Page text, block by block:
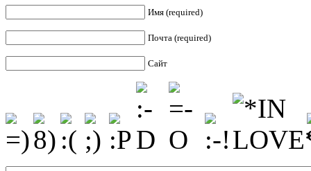
Имя (required)
Почта (required)
Сайт